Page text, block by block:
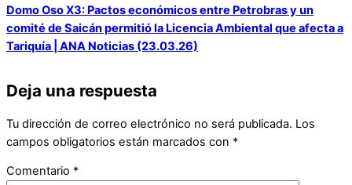
Domo Oso X3: Pactos económicos entre Petrobras y un
comité de Saicán permitió la Licencia Ambiental que afecta a
Tariquía | ANA Noticias (23.03.26)
Deja una respuesta
Tu dirección de correo electrónico no será publicada. Los
campos obligatorios están marcados con *
Comentario *